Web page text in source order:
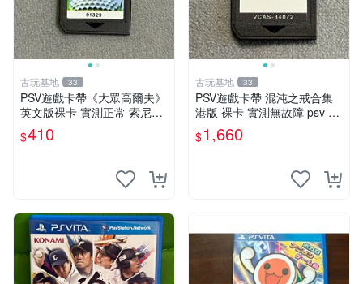
古玩基地 33
PSV遊戲卡帶《大眾高爾夫》
英文版裸卡 實測正常 索尼PS
V獨家適用 大眾高爾夫 PSV
卡帶 游戲機專用
$410
古玩基地 33
PSV遊戲卡帶 混沌之戒合集
港版 裸卡 實測無故障 psv 測
試正常 港版合集
$1,660